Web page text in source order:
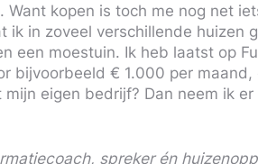
Want kopen is toch me nog net
ik in zoveel verschillende huizen
een moestuin. Ik heb laatst op
bijvoorbeeld € 1.000 per
eigen bedrijf? Dan neem ik
spreker én